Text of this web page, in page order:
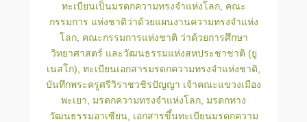
ทะเบียนเป็นมรดกความทรงจำแห่งโลก, คณะ
กรรมการ แห่งชาติว่าด้วยแผนงานความทรงจำแห่ง
โลก, คณะกรรมการแห่งชาติ ว่าด้วยการศึกษา
วิทยาศาสตร์ และวัฒนธรรมแห่งสหประชาชาติ (ยู
เนสโก) ทะเบียนเอกสารมรดกความทรงจำแห่งชาติ
บันทึกพระครูศรีวิราชวชิรปัญญา เจ้าคณะแขวงเมือง
พะเยา
มรดกความทรงจำแห่งโลก มรดกทาง
วัฒนธรรมอาเซียน, เอกสารขึ้นทะเบียนมรดกความ